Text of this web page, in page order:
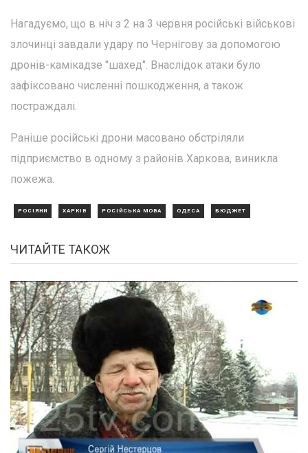
Нагадуємо, що в ніч з 2 на 3 червня російські військові
злочинці завдали удару по Чернігову за допомогою
дронів-камікадзе "шахед". Внаслідок атаки було
зафіксовано численні пошкодження, а також
постраждалі.
Раніше російські дрони масовано обстріляли
підприємство в одному з районів Харкова, виникла
пожежа.
РОСІЯНИ ХАРКІВ РОСІЙСЬКА МОВА ОДЕСА БЮДЖЕТ
ЧИТАЙТЕ ТАКОЖ